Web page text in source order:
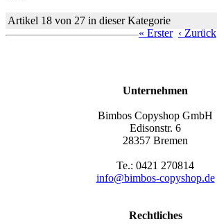
Artikel 18 von 27 in dieser Kategorie
« Erster ‹ Zurück
Unternehmen
Bimbos Copyshop GmbH
Edisonstr. 6
28357 Bremen
Te.: 0421 270814
info@bimbos-copyshop.de
Rechtliches